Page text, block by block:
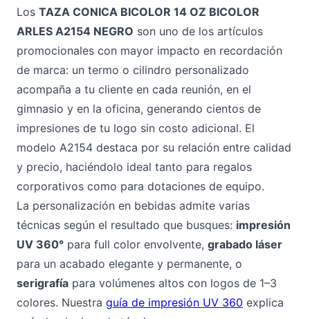
Los TAZA CONICA BICOLOR 14 OZ BICOLOR
ARLES A2154 NEGRO son uno de los artículos
promocionales con mayor impacto en recordación
de marca: un termo o cilindro personalizado
acompaña a tu cliente en cada reunión, en el
gimnasio y en la oficina, generando cientos de
impresiones de tu logo sin costo adicional. El
modelo A2154 destaca por su relación entre calidad
y precio, haciéndolo ideal tanto para regalos
corporativos como para dotaciones de equipo.
La personalización en bebidas admite varias
técnicas según el resultado que busques: impresión
UV 360° para full color envolvente, grabado láser
para un acabado elegante y permanente, o
serigrafía para volúmenes altos con logos de 1–3
colores. Nuestra guía de impresión UV 360 explica